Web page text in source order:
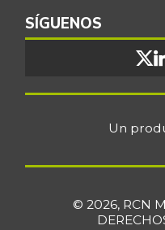
SÍGUENOS
Un
© 2026, RCN